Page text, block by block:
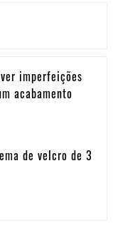
imperfeições
acabamento
de velcro de 3